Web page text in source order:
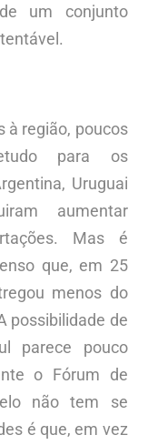
um conjunto
à região, poucos
para os
Uruguai
aumentar
Mas é
que, em 25
menos do
possibilidade de
parece pouco
o Fórum de
não tem se
é que, em vez